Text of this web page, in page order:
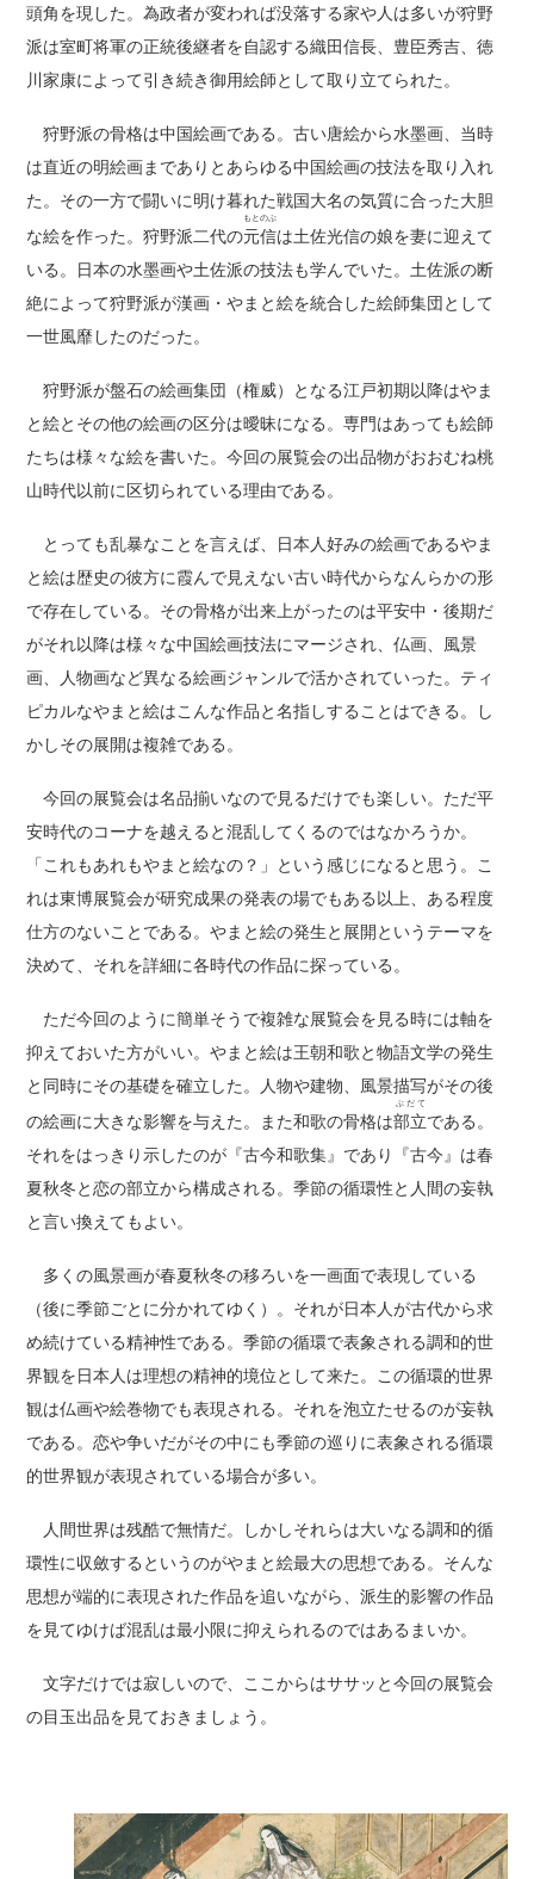
頭角を現した。為政者が変われば没落する家や人は多いが狩野
派は室町将軍の正統後継者を自認する織田信長、豊臣秀吉、徳
川家康によって引き続き御用絵師として取り立てられた。
狩野派の骨格は中国絵画である。古い唐絵から水墨画、当時
は直近の明絵画までありとあらゆる中国絵画の技法を取り入れ
た。その一方で闘いに明け暮れた戦国大名の気質に合った大胆
な絵を作った。狩野派二代の元信
もとのぶ
は土佐光信の娘を妻に迎えて
いる。日本の水墨画や土佐派の技法も学んでいた。土佐派の断
絶によって狩野派が漢画・やまと絵を統合した絵師集団として
一世風靡したのだった。
狩野派が盤石の絵画集団（権威）となる江戸初期以降はやま
と絵とその他の絵画の区分は曖昧になる。専門はあっても絵師
たちは様々な絵を書いた。今回の展覧会の出品物がおおむね桃
山時代以前に区切られている理由である。
とっても乱暴なことを言えば、日本人好みの絵画であるやま
と絵は歴史の彼方に霞んで見えない古い時代からなんらかの形
で存在している。その骨格が出来上がったのは平安中・後期だ
がそれ以降は様々な中国絵画技法にマージされ、仏画、風景
画、人物画など異なる絵画ジャンルで活かされていった。ティ
ピカルなやまと絵はこんな作品と名指しすることはできる。し
かしその展開は複雑である。
今回の展覧会は名品揃いなので見るだけでも楽しい。ただ平
安時代のコーナを越えると混乱してくるのではなかろうか。
「これもあれもやまと絵なの？」という感じになると思う。こ
れは東博展覧会が研究成果の発表の場でもある以上、ある程度
仕方のないことである。やまと絵の発生と展開というテーマを
決めて、それを詳細に各時代の作品に探っている。
ただ今回のように簡単そうで複雑な展覧会を見る時には軸を
抑えておいた方がいい。やまと絵は王朝和歌と物語文学の発生
と同時にその基礎を確立した。人物や建物、風景描写がその後
の絵画に大きな影響を与えた。また和歌の骨格は部立
ぶだて
である。
それをはっきり示したのが『古今和歌集』であり『古今』は春
夏秋冬と恋の部立から構成される。季節の循環性と人間の妄執
と言い換えてもよい。
多くの風景画が春夏秋冬の移ろいを一画面で表現している
（後に季節ごとに分かれてゆく）。それが日本人が古代から求
め続けている精神性である。季節の循環で表象される調和的世
界観を日本人は理想の精神的境位として来た。この循環的世界
観は仏画や絵巻物でも表現される。それを泡立たせるのが妄執
である。恋や争いだがその中にも季節の巡りに表象される循環
的世界観が表現されている場合が多い。
人間世界は残酷で無情だ。しかしそれらは大いなる調和的循
環性に収斂するというのがやまと絵最大の思想である。そんな
思想が端的に表現された作品を追いながら、派生的影響の作品
を見てゆけば混乱は最小限に抑えられるのではあるまいか。
文字だけでは寂しいので、ここからはササッと今回の展覧会
の目玉出品を見ておきましょう。